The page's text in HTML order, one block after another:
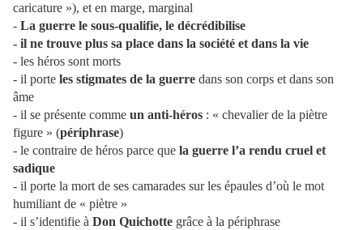
caricature »), et en marge, marginal
- La guerre le sous-qualifie, le décrédibilise
- il ne trouve plus sa place dans la société et dans la vie
- les héros sont morts
- il porte les stigmates de la guerre dans son corps et dans son
âme
- il se présente comme un anti-héros : « chevalier de la piètre
figure » (périphrase)
- le contraire de héros parce que la guerre l’a rendu cruel et
sadique
- il porte la mort de ses camarades sur les épaules d’où le mot
humiliant de « piètre »
- il s’identifie à Don Quichotte grâce à la périphrase